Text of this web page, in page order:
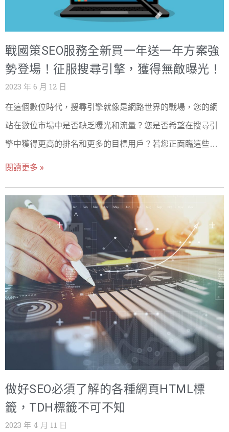
網站優秀SEO成效的基本步驟之一。 延伸閱讀： 2023年
SEO策略優化全攻略：最有效提升企業官方網站流量！
在網站關鍵字設計研究與分析中，使用專業的關鍵字研究
工具是不可或缺的，這些工具能夠提供有價值的數據，幫
分析工具有 Google Ad Keyword Planner/ Ahrefs/
Ubersuggest等等。 這些關鍵字研究工具能夠提供關鍵字
的搜尋量、競爭度、趨勢等訊息，這些數據有助於我們了
們是否能夠在這些關鍵字上取得良好的排名。 此外，關鍵
字研究工具還能夠發現一些潛在的長尾關鍵字，這些長尾
鍵字不僅僅是依靠數據，我們需要謹慎考慮各種因素，以
確保我們選擇的關鍵字具有潛在價值。 首先，我們需要考
慮關鍵字的搜尋量，高搜尋量的關鍵字通常代表著市場需
求，同時也伴隨著較高的競爭度。因此，我們需要在高搜
尋量和低競爭度之間取得平衡，選擇那些能夠在排名上較
易取得突破的關鍵字。 其次，關鍵字的關聯性極為重要。
選擇與網站內容相關的關鍵字，有助於提高用戶的點擊率
和體驗，同時也有助於提升在特定主題上的專業性。 &nbs
戰國策SEO服務全新買一年送一年方案強
勢登場！征服搜尋引擎，獲得無敵曝光！
2023 年 6 月 12 日
在這個數位時代，搜尋引擎就像是網路世界的戰場，您的網
站在數位市場中是否缺乏曝光和流量？您是否希望在搜尋引
擎中獲得更高的排名和更多的目標用戶？若您正面臨這些問
題，那麼戰國策SEO服務將是您的救星！我們的目標是讓您
爭中脫穎而出，我們自豪地呈獻全新的戰國策SEO優惠服務
方案！準備好面對無敵曝光的挑戰了嗎？ SEO優惠方案介
紹 這個全新方案的特點可謂非凡，我們以「SEO買一年送一
年」的方式，為您帶來難以抗拒的優惠！此優惠方案僅限前
10家客戶（需一次性年繳），優惠名額有限，快立即行動！
無論是您想要在當前的市場中佔據領導地位，還是想要更進
一步拓展業務版圖，別讓競爭對手佔盡先機！我們的優惠方
案將成為您戰略成功的堅實基石。 全力攻佔SEO排名 我們
的SEO專家團隊將結合先進的策略與創新技術，協助您的網
站在搜尋引擎的戰場上脫穎而出。我們注重每一個客戶的獨
特需求並提供量身定制的解決方案。我們的專業團隊深入了
解客戶的業務性質和目標受眾，並通過市場研究、競爭分
析、關鍵字研究、內容優化、外部連結建設和技術優化等全
閱讀更多 »
做好SEO必須了解的各種網頁HTML標
籤，TDH標籤不可不知
2023 年 4 月 11 日